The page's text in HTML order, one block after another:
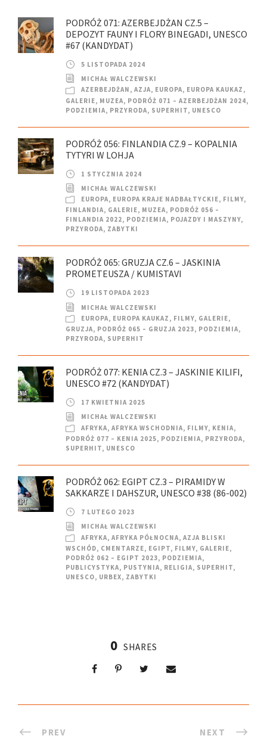
PODRÓŻ 071: AZERBEJDŻAN CZ.5 –
DEPOZYT FAUNY I FLORY BINEGADI, UNESCO
#67 (KANDYDAT)
5 LISTOPADA 2024
MICHAŁ WALCZEWSKI
AZERBEJDŻAN , AZJA, EUROPA, EUROPA KAUKAZ ,
GALERIE, MUZEA, PODRÓŻ 071 – AZERBEJDŻAN 2024,
PODZIEMIA, PRZYRODA, SUPERHIT, UNESCO
PODRÓŻ 056: FINLANDIA CZ.9 – KOPALNIA
TYTYRI W LOHJA
1 STYCZNIA 2024
MICHAŁ WALCZEWSKI
EUROPA, EUROPA KRAJE NADBAŁTYCKIE, FILMY,
FINLANDIA, GALERIE, MUZEA, PODRÓŻ 056 –
FINLANDIA 2022, PODZIEMIA, POJAZDY I MASZYNY,
PRZYRODA, ZABYTKI
PODRÓŻ 065: GRUZJA CZ.6 – JASKINIA
PROMETEUSZA / KUMISTAVI
19 LISTOPADA 2023
MICHAŁ WALCZEWSKI
EUROPA, EUROPA KAUKAZ , FILMY, GALERIE,
GRUZJA, PODRÓŻ 065 – GRUZJA 2023, PODZIEMIA,
PRZYRODA, SUPERHIT
PODRÓŻ 077: KENIA CZ.3 – JASKINIE KILIFI,
UNESCO #72 (KANDYDAT)
17 KWIETNIA 2025
MICHAŁ WALCZEWSKI
AFRYKA, AFRYKA WSCHODNIA, FILMY, KENIA,
PODRÓŻ 077 – KENIA 2025, PODZIEMIA, PRZYRODA,
SUPERHIT, UNESCO
PODRÓŻ 062: EGIPT CZ.3 – PIRAMIDY W
SAKKARZE I DAHSZUR, UNESCO #38 (86-002)
7 LUTEGO 2023
MICHAŁ WALCZEWSKI
AFRYKA, AFRYKA PÓŁNOCNA, AZJA BLISKI
WSCHÓD, CMENTARZE, EGIPT, FILMY, GALERIE,
PODRÓŻ 062 – EGIPT 2023, PODZIEMIA,
PUBLICYSTYKA, PUSTYNIA, RELIGIA, SUPERHIT,
UNESCO, URBEX, ZABYTKI
0 SHARES
PREV NEXT